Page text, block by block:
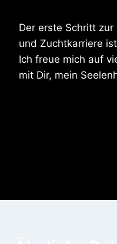
Der erste Schritt
und Zuchtkarriere
Ich freue mich auf
mit Dir, mein